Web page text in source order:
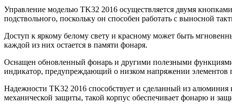
Управление моделью TK32 2016 осуществляется двумя
подствольного, поскольку он способен работать с выносной
Доступ к яркому белому свету и красному может быть
каждой из них остается в памяти фонаря.
Оснащен обновленный фонарь и другими полезными
индикатор, предупреждающий о низком напряжении элементов
Надежности TK32 2016 способствует и сделанный из
механической защиты, такой корпус обеспечивает фонарю и